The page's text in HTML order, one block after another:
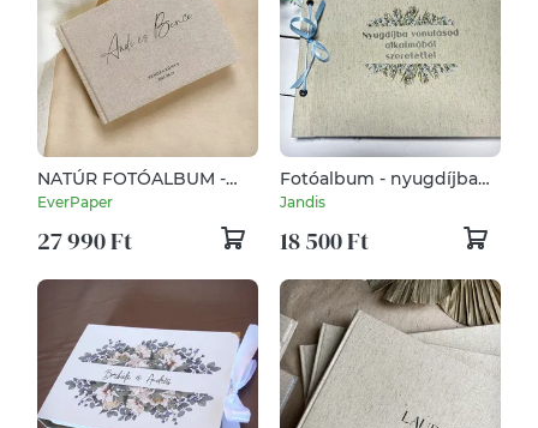
NATÚR FOTÓALBUM -
SCRIPT
EverPaper
27 990 Ft
Fotóalbum - nyugdíjba
vonulás alkalmából
Jandis
18 500 Ft